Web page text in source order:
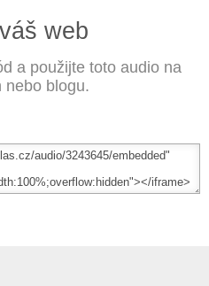
web
a použijte toto audio na
nebo blogu.